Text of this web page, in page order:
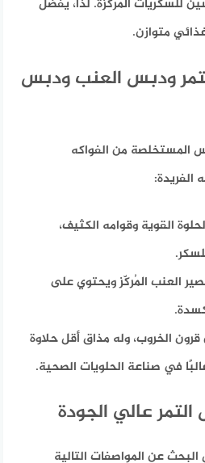
للسكريات المركزة. لذا، يُفضل
متوازن.
ودبس العنب ودبس
المستخلصة من الفواكه
القوية وقوامه الكثيف،
العنب المُركّز ويحتوي على
الخروب، وله مذاق أقل حلاوة
في صناعة الحلويات الصحية.
عالي الجودة
عن المواصفات التالية